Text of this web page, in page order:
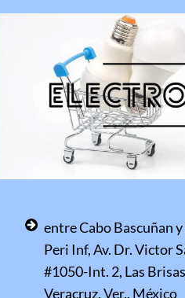
entre Cabo Bascuñan
Peri Inf, Av. Dr. Victor
#1050-Int. 2, Las
Veracruz, Ver., México